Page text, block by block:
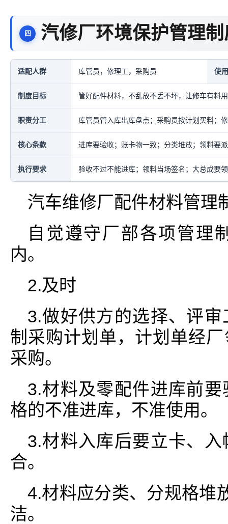
汽修厂环境保护管理
适配人群 库管员，修理工，采购员 使
制度目标 管好配件材料，不乱放不丢不坏，让修车有料
职责分工 库管员管入库出库盘点；采购员按计划买料；
核心条款 进库要验收；账卡物一致；分类堆放；领料要
执行要求 验收不过不能进库；领料当场签名；大总成要
汽车维修厂配件材料管理
自觉遵守厂部各项管理
内。
2.及时
3.做好供方的选择、评
制采购计划单，计划单经
采购。
3.材料及零配件进库前
格的不准进库，不准使用。
3.材料入库后要立卡、
合。
4.材料应分类、分规格堆
洁。